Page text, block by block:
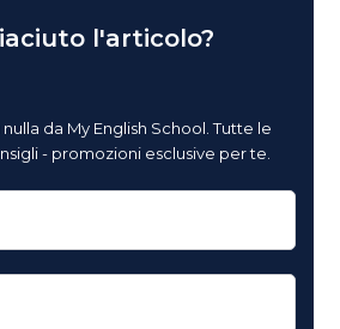
l'articolo?
da My English School. Tutte le
- promozioni esclusive per te.